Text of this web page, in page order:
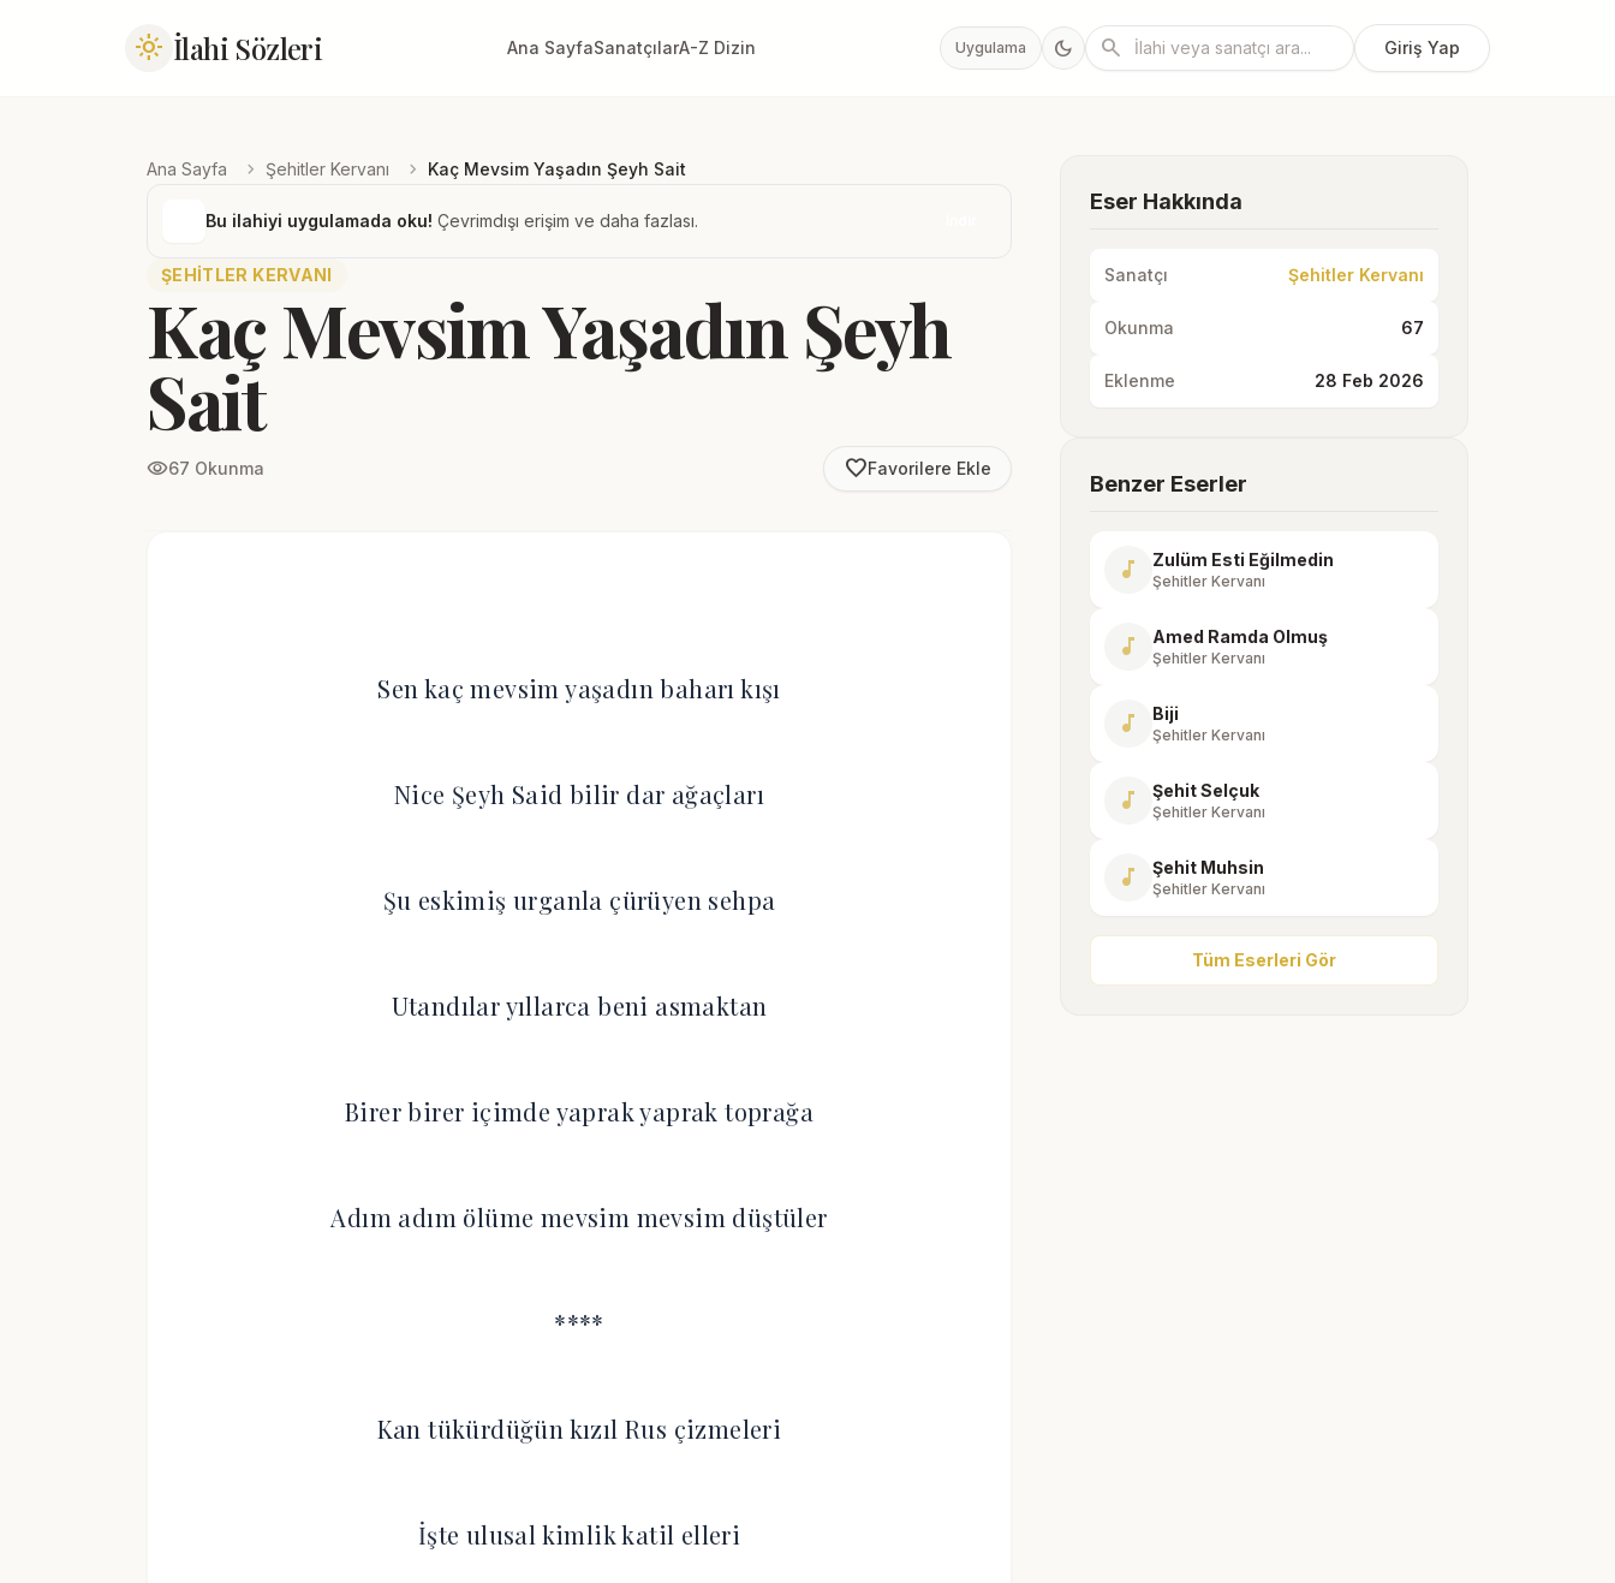
light_mode İlahi Sözleri Ana SayfaSanatçılarA-Z Dizin Uygulama dark_mode search Giriş Yap
Ana Sayfa chevron_right Şehitler Kervanı chevron_right Kaç Mevsim Yaşadın Şeyh Sait
Bu ilahiyi uygulamada oku! Çevrimdışı erişim ve daha fazlası.
ŞEHITLER KERVANI
Kaç Mevsim Yaşadın Şeyh
Sait
visibility67 Okunma favorite_borderFavorilere Ekle
Sen kaç mevsim yaşadın baharı kışı
Nice Şeyh Said bilir dar ağaçları
Şu eskimiş urganla çürüyen sehpa
Utandılar yıllarca beni asmaktan
Birer birer içimde yaprak yaprak toprağa
Adım adım ölüme mevsim mevsim düştüler
****
Kan tükürdüğün kızıl Rus çizmeleri
İşte ulusal kimlik katil elleri
Eser Hakkında
Sanatçı Şehitler Kervanı
Okunma 67
Eklenme 28 Feb 2026
Benzer Eserler
music_note Zulüm Esti Eğilmedin
Şehitler Kervanı
music_note Amed Ramda Olmuş
Şehitler Kervanı
music_note Biji
Şehitler Kervanı
music_note Şehit Selçuk
Şehitler Kervanı
music_note Şehit Muhsin
Şehitler Kervanı
Tüm Eserleri Gör